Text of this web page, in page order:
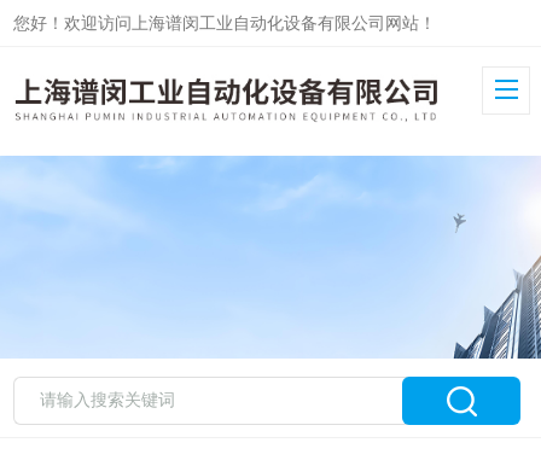
您好！欢迎访问上海谱闵工业自动化设备有限公司网站！